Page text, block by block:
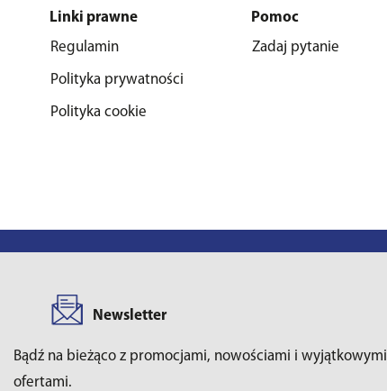
Linki prawne
Regulamin
Polityka prywatności
Polityka cookie
Pomoc
Zadaj pytanie
Newsletter
Bądź na bieżąco z promocjami, nowościami i wyjątkowymi
ofertami.